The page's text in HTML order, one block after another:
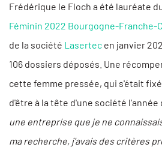
Frédérique le Floch a été lauréate
Féminin 2022 Bourgogne-Franche-
de la société Lasertec en janvier
106 dossiers déposés. Une
cette femme pressée, qui s'était
d'être à la tête d'une société l'année
une entreprise que je ne
ma recherche, j'avais des critères